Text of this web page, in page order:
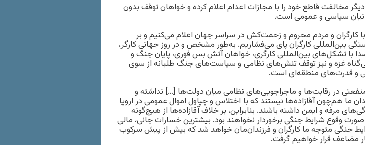
مخالفت قاطع خود را با مجازات اعدام اعلام کرده و خواهان توقف بدون
سیاسی و عمومی است.
کارگران و‌ مردم محروم و زحمت‌کش در سراسر جهان اعلام می‌کنیم و بر
بین‌المللی کارگران پای می‌فشاریم. به‌طور مشخص و در روز جهانی کارگر،
با تشکل‌های بین‌المللی کارگری، خواهان آتش بس فوری، پایان جنگ و‌
غزه و نیز توقف تنش‌های نظامی و سیاست‌های جنگ طلبانه از سوی
و قدرت‌های منطقه‌ای است.
در رقابت‌ها و ماجراجویی‌های نظامی میان دولت‌ها […] نداشته و‌
ما هم‌چون آقازاده‌ها نیستند که با اختلاس و چپاول اموال عمومی در اروپا
مرفه و‌ ایمن داشته باشند. بنابراین، بر خلاف آقازاده‌ها از هیچ‌گونه
وقوع شرایط جنگی برخوردار نخواهند بود. بیشترین خسارات جانی، مالی
جنگی متوجه ما کارگران و فرزندان‌مان خواهد شد که بیش از پیش سرکوب
مضاعف قرار خواهیم گرفت.